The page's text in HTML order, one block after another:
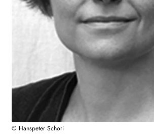
WEITERE VERLAGE
© Hanspeter Schori